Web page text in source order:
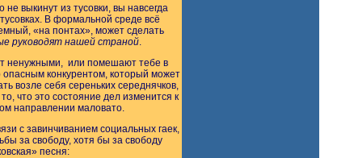
выкинут из тусовки, вы навсегда
В формальной среде всё
«на понтах», может сделать
руководят нашей страной.
ненужными, или помешают тебе в
конкурентом, который может
возле себя сереньких середнячков,
что это состояние дел изменится к
направлении маловато.
с завинчиванием социальных гаек,
за свободу, хотя бы за свободу
песня: